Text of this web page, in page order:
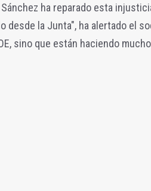
ha reparado esta
desde la Junta", ha alertado el
sino que están haciendo